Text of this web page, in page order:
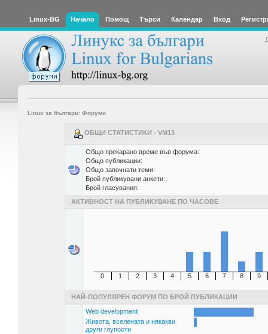
Linux-BG Начало Помощ Търси Календар Вход
Linux за българи: Форуми
ОБЩИ СТАТИСТИКИ - VM13
Общо прекарано време във форума:
Общо публикации:
Общо започнати теми:
Брой публикувани анкети:
Брой гласувания:
АКТИВНОСТ НА ПУБЛИКУВАНЕ ПО ЧАСОВЕ
0 1 2 3 4 5 6 7 8 9
НАЙ-ПОПУЛЯРЕН ФОРУМ ПО БРОЙ ПУБЛИКАЦИИ
Web development
Живота, вселената и някакви
други глупости